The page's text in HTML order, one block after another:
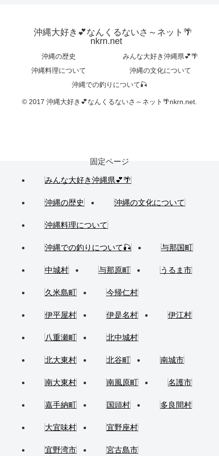
沖縄大好き💕なんくるないさ～ネット🌴
nkrn.net
沖縄の歴史
みんな大好き沖縄県💕🌴
沖縄料理について
沖縄の文化について
沖縄での釣りについて🎣
© 2017 沖縄大好き💕なんくるないさ～ネット🌴nkrn.net.
固定ページ
みんな大好き沖縄県💕🌴
沖縄の歴史 沖縄の文化について
沖縄料理について
沖縄での釣りについて🎣 与那国町
中城村 与那原町 うるま市
久米島町 今帰仁村
伊平屋村 伊是名村 伊江村
八重瀬町 北中城村
北大東村 北谷町 南城市
南大東村 南風原町 名護市
嘉手納町 国頭村 多良間村
大宜味村 宜野座村
宜野湾市 宮古島市